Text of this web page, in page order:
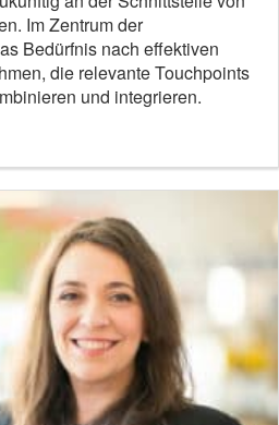
Im Zentrum der
Bedürfnis nach effektiven
die relevante Touchpoints
und integrieren.